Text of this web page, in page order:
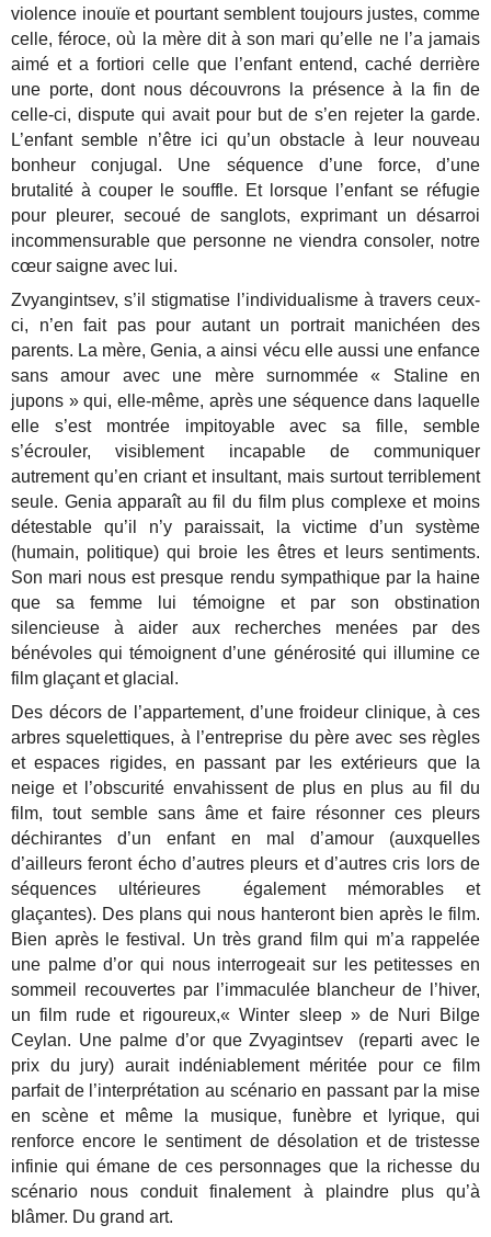
violence inouïe et pourtant semblent toujours justes, comme
celle, féroce, où la mère dit à son mari qu’elle ne l’a jamais
aimé et a fortiori celle que l’enfant entend, caché derrière
une porte, dont nous découvrons la présence à la fin de
celle-ci, dispute qui avait pour but de s’en rejeter la garde.
L’enfant semble n’être ici qu’un obstacle à leur nouveau
bonheur conjugal. Une séquence d’une force, d’une
brutalité à couper le souffle. Et lorsque l’enfant se réfugie
pour pleurer, secoué de sanglots, exprimant un désarroi
incommensurable que personne ne viendra consoler, notre
cœur saigne avec lui.
Zvyangintsev, s’il stigmatise l’individualisme à travers ceux-
ci, n’en fait pas pour autant un portrait manichéen des
parents. La mère, Genia, a ainsi vécu elle aussi une enfance
sans amour avec une mère surnommée « Staline en
jupons » qui, elle-même, après une séquence dans laquelle
elle s’est montrée impitoyable avec sa fille, semble
s’écrouler, visiblement incapable de communiquer
autrement qu’en criant et insultant, mais surtout terriblement
seule. Genia apparaît au fil du film plus complexe et moins
détestable qu’il n’y paraissait, la victime d’un système
(humain, politique) qui broie les êtres et leurs sentiments.
Son mari nous est presque rendu sympathique par la haine
que sa femme lui témoigne et par son obstination
silencieuse à aider aux recherches menées par des
bénévoles qui témoignent d’une générosité qui illumine ce
film glaçant et glacial.
Des décors de l’appartement, d’une froideur clinique, à ces
arbres squelettiques, à l’entreprise du père avec ses règles
et espaces rigides, en passant par les extérieurs que la
neige et l’obscurité envahissent de plus en plus au fil du
film, tout semble sans âme et faire résonner ces pleurs
déchirantes d’un enfant en mal d’amour (auxquelles
d’ailleurs feront écho d’autres pleurs et d’autres cris lors de
séquences ultérieures également mémorables et
glaçantes). Des plans qui nous hanteront bien après le film.
Bien après le festival. Un très grand film qui m’a rappelée
une palme d’or qui nous interrogeait sur les petitesses en
sommeil recouvertes par l’immaculée blancheur de l’hiver,
un film rude et rigoureux,« Winter sleep » de Nuri Bilge
Ceylan. Une palme d’or que Zvyagintsev (reparti avec le
prix du jury) aurait indéniablement méritée pour ce film
parfait de l’interprétation au scénario en passant par la mise
en scène et même la musique, funèbre et lyrique, qui
renforce encore le sentiment de désolation et de tristesse
infinie qui émane de ces personnages que la richesse du
scénario nous conduit finalement à plaindre plus qu’à
blâmer. Du grand art.